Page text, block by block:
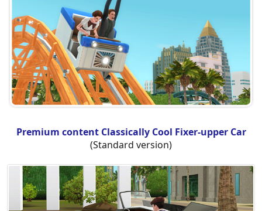
Premium content Classically Cool Fixer-upper Car
(Standard version)